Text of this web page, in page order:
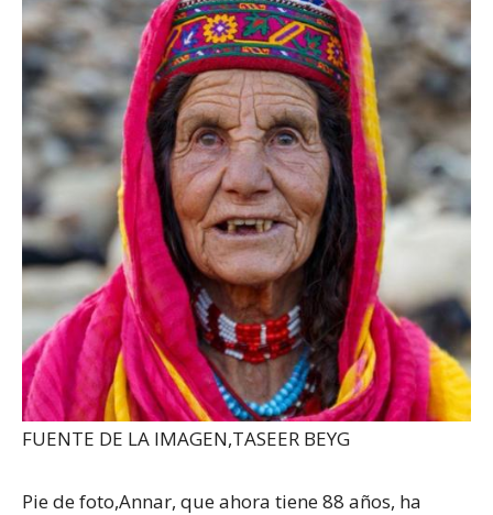
FUENTE DE LA IMAGEN,TASEER BEYG
Pie de foto,Annar, que ahora tiene 88 años, ha